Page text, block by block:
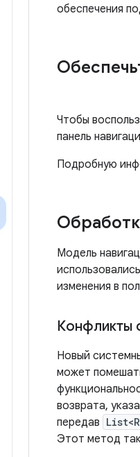
обеспечения
Чтобы
панель
Подробную
Модель
изменения в
Конфликты
Новый
может
возврата,
передав
Этот метод